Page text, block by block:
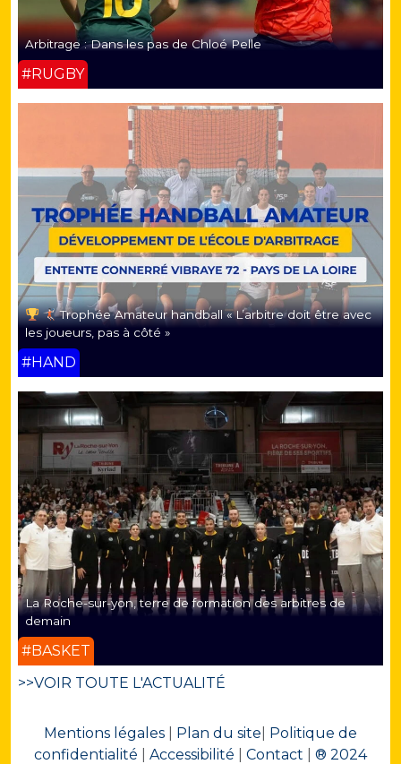
Arbitrage : Dans les pas de Chloé Pelle
#RUGBY
Trophée Amateur handball « L’arbitre doit être avec
les joueurs, pas à côté »
#HAND
La Roche-sur-yon, terre de formation des arbitres de
demain
#BASKET
>>VOIR TOUTE L'ACTUALITÉ
Mentions légales Plan du site
Politique de
confidentialité
Accessibilité Contact ® 2024